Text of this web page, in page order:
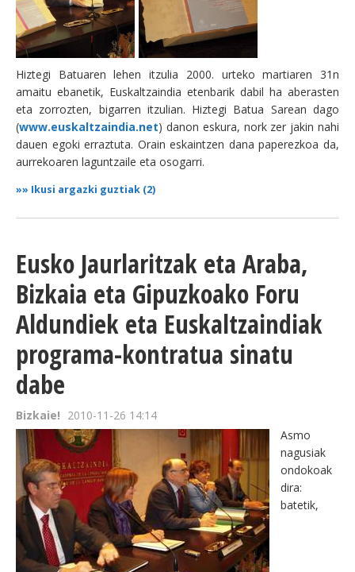
Hiztegi Batuaren lehen itzulia 2000. urteko martiaren 31n
amaitu ebanetik, Euskaltzaindia etenbarik dabil ha aberasten
eta zorrozten, bigarren itzulian. Hiztegi Batua Sarean dago
(www.euskaltzaindia.net) danon eskura, nork zer jakin nahi
dauen egoki erraztuta. Orain eskaintzen dana paperezkoa da,
aurrekoaren laguntzaile eta osogarri.
»» Ikusi argazki guztiak (2)
Eusko Jaurlaritzak eta Araba,
Bizkaia eta Gipuzkoako Foru
Aldundiek eta Euskaltzaindiak
programa-kontratua sinatu
dabe
Bizkaie! 2010-11-26 14:14
Asmo
nagusiak
ondokoak
dira:
batetik,